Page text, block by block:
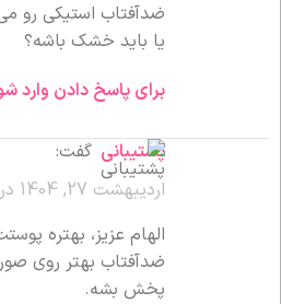
ضدآفتاب استیکی رو
یا باید خشک باشه؟
برای پاسخ دادن وارد
پشتیبانی گفت:
اردیبهشت 27, 1404 در 12:05 ق.ظ
الهام عزیز، بهتره
ضدآفتاب بهتر روی
پخش بشه.